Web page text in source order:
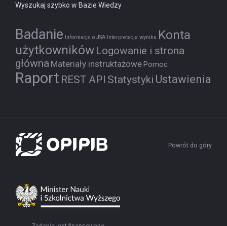
Wyszukaj szybko w Bazie Wiedzy
Badanie Informacje o JSA Interpretacja wyniku Konta
użytkowników Logowanie i strona
główna Materiały instruktażowe Pomoc
Raport REST API Statystyki Ustawienia
Powrót do góry